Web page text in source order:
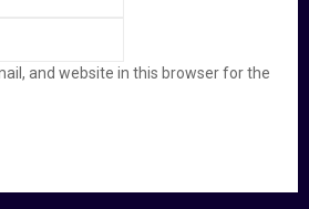
and website in this browser for the